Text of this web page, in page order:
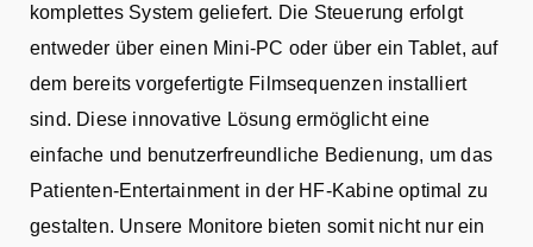
komplettes System geliefert. Die Steuerung erfolgt
entweder über einen Mini-PC oder über ein Tablet, auf
dem bereits vorgefertigte Filmsequenzen installiert
sind. Diese innovative Lösung ermöglicht eine
einfache und benutzerfreundliche Bedienung, um das
Patienten-Entertainment in der HF-Kabine optimal zu
gestalten. Unsere Monitore bieten somit nicht nur ein